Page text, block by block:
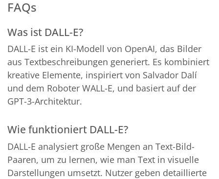
FAQs
Was ist DALL-E?
DALL-E ist ein KI-Modell von OpenAI, das Bilder
aus Textbeschreibungen generiert. Es kombiniert
kreative Elemente, inspiriert von Salvador Dalí
und dem Roboter WALL-E, und basiert auf der
GPT-3-Architektur.
Wie funktioniert DALL-E?
DALL-E analysiert große Mengen an Text-Bild-
Paaren, um zu lernen, wie man Text in visuelle
Darstellungen umsetzt. Nutzer geben detaillierte